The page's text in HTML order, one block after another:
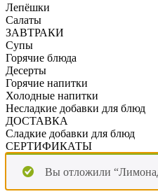
Лепёшки
Салаты
ЗАВТРАКИ
Супы
Горячие блюда
Десерты
Горячие напитки
Холодные напитки
Несладкие добавки для блюд
ДОСТАВКА
Сладкие добавки для блюд
СЕРТИФИКАТЫ
Вы отложили